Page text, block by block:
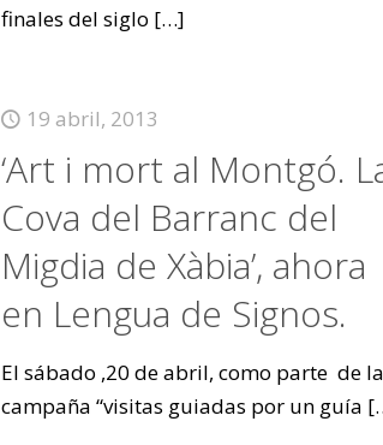
finales del siglo […]
19 abril, 2013
‘Art i mort al Montgó.
Cova del Barranc del
Migdia de Xàbia’, ahora
en Lengua de Signos.
El sábado ,20 de abril, como parte de la
campaña “visitas guiadas por un guía